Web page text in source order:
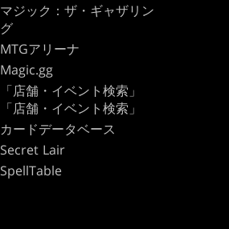
マジック：ザ・ギャザリン
グ
MTGアリーナ
Magic.gg
「店舗・イベント検索」
「店舗・イベント検索」
カードデータベース
Secret Lair
SpellTable